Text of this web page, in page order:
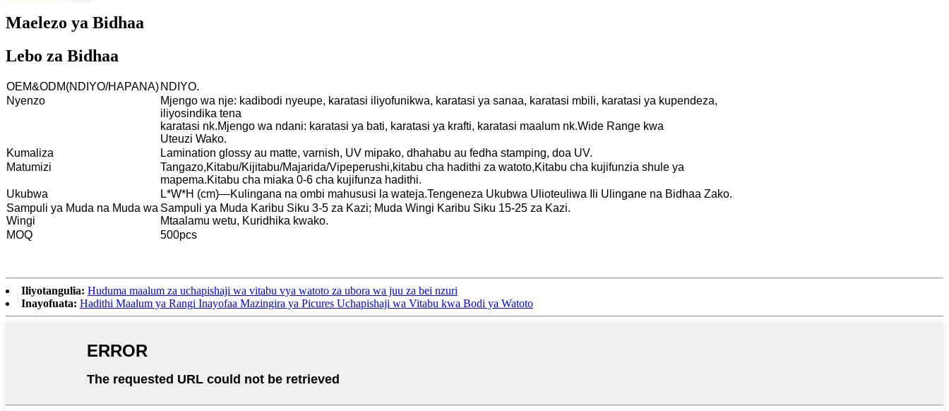
Maelezo ya Bidhaa
Lebo za Bidhaa
OEM&ODM(NDIYO/HAPANA) NDIYO.
Nyenzo
Mjengo wa nje: kadibodi nyeupe, karatasi iliyofunikwa, karatasi ya sanaa, karatasi mbili, karatasi ya kupendeza,
iliyosindika tena
karatasi nk.Mjengo wa ndani: karatasi ya bati, karatasi ya krafti, karatasi maalum nk.Wide Range kwa
Uteuzi Wako.
Kumaliza
Lamination glossy au matte, varnish, UV mipako, dhahabu au fedha stamping, doa UV.
Matumizi
Tangazo,Kitabu/Kijitabu/Majarida/Vipeperushi,kitabu cha hadithi za watoto,Kitabu cha kujifunzia shule ya
mapema.Kitabu cha miaka 0-6 cha kujifunza hadithi.
Ukubwa
L*W*H (cm)—Kulingana na ombi mahususi la wateja.Tengeneza Ukubwa Ulioteuliwa Ili Ulingane na Bidhaa Zako.
Sampuli ya Muda na Muda wa
Wingi
Sampuli ya Muda Karibu Siku 3-5 za Kazi; Muda Wingi Karibu Siku 15-25 za Kazi.
Mtaalamu wetu, Kuridhika kwako.
MOQ
500pcs
Iliyotangulia: Huduma maalum za uchapishaji wa vitabu vya watoto za ubora wa juu za bei nzuri
Inayofuata: Hadithi Maalum ya Rangi Inayofaa Mazingira ya Picures Uchapishaji wa Vitabu kwa Bodi ya Watoto